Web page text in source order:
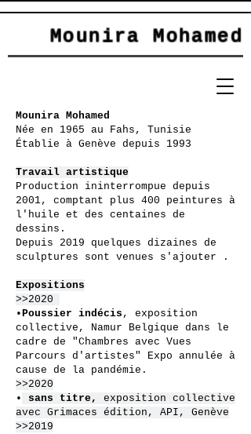
Mounira Mohamed
Mounira Mohamed
Née en 1965 au Fahs, Tunisie
Établie à Genève depuis 1993
Travail artistique
Production ininterrompue depuis
2001, comptant plus 400 peintures à
l'huile et des centaines de
dessins.
Depuis 2019 quelques dizaines de
sculptures sont venues s'ajouter .
Expositions
>>2020
•Poussier indécis , exposition
collective, Namur Belgique dans le
cadre de "Chambres avec Vues
Parcours d'artistes" Expo annulée à
cause de la pandémie.
>>2020
•
sans titre, exposition collective
avec Grimaces édition, API, Genève
>>2019